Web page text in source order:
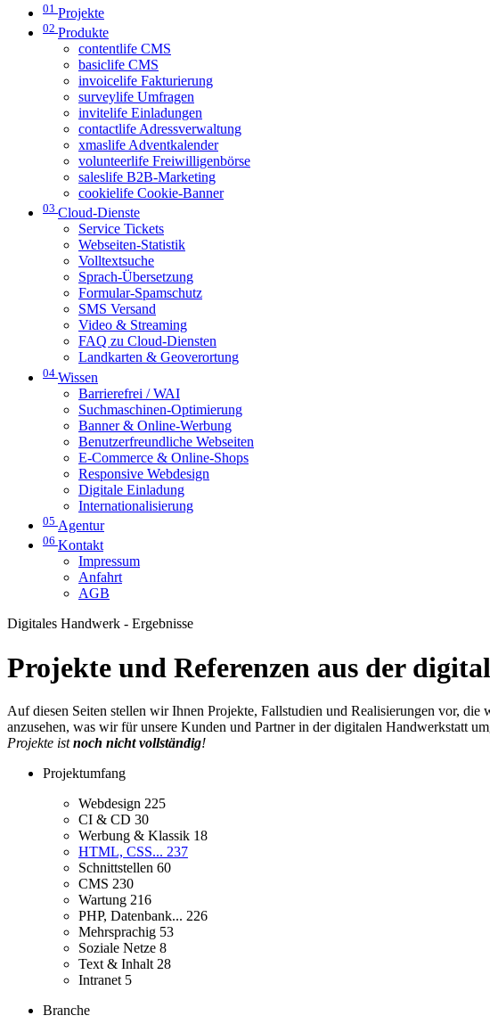
01 Projekte
02 Produkte
contentlife CMS
basiclife CMS
invoicelife Fakturierung
surveylife Umfragen
invitelife Einladungen
contactlife Adressverwaltung
xmaslife Adventkalender
volunteerlife Freiwilligenbörse
saleslife B2B-Marketing
cookielife Cookie-Banner
03 Cloud-Dienste
Service Tickets
Webseiten-Statistik
Volltextsuche
Sprach-Übersetzung
Formular-Spamschutz
SMS Versand
Video & Streaming
FAQ zu Cloud-Diensten
Landkarten & Geoverortung
04 Wissen
Barrierefrei / WAI
Suchmaschinen-Optimierung
Banner & Online-Werbung
Benutzerfreundliche Webseiten
E-Commerce & Online-Shops
Responsive Webdesign
Digitale Einladung
Internationalisierung
05 Agentur
06 Kontakt
Impressum
Anfahrt
AGB
Digitales Handwerk - Ergebnisse
Projekte und Referenzen aus der
Auf diesen Seiten stellen wir Ihnen Projekte, Fallstudien und Realisierungen vor,
anzusehen, was wir für unsere Kunden und Partner in der digitalen Handwerkstatt
Projekte istnoch nicht vollständig!
Projektumfang
Webdesign 225
CI & CD 30
Werbung & Klassik 18
HTML, CSS... 237
Schnittstellen 60
CMS 230
Wartung 216
PHP, Datenbank... 226
Mehrsprachig 53
Soziale Netze 8
Text & Inhalt 28
Intranet 5
Branche